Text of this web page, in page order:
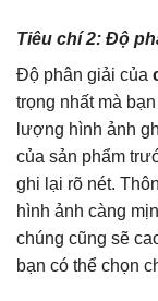
Tiêu chí 2: Độ
Độ phân giải của
trọng nhất mà
lượng hình ảnh
của sản phẩm
ghi lại rõ nét.
hình ảnh càng
chúng cũng sẽ
bạn có thể chọn